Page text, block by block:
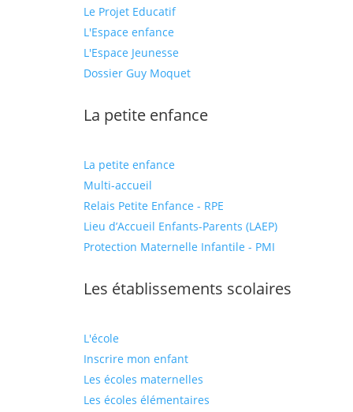
Le Projet Educatif
L'Espace enfance
L'Espace Jeunesse
Dossier Guy Moquet
La petite enfance
La petite enfance
Multi-accueil
Relais Petite Enfance - RPE
Lieu d’Accueil Enfants-Parents (LAEP)
Protection Maternelle Infantile - PMI
Les établissements scolaires
L'école
Inscrire mon enfant
Les écoles maternelles
Les écoles élémentaires